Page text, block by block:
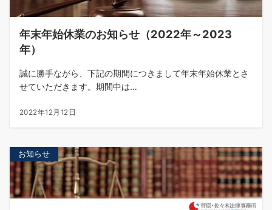
年末年始休業のお知らせ（2022年～2023
年）
誠に勝手ながら、下記の期間につきまして年末年始休業とさ
せていただきます。期間中は…
2022年12月12日
お知らせ